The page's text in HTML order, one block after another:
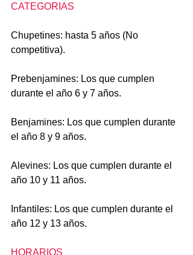
CATEGORIAS
Chupetines: hasta 5 años (No
competitiva).
Prebenjamines: Los que cumplen
durante el año 6 y 7 años.
Benjamines: Los que cumplen durante
el año 8 y 9 años.
Alevines: Los que cumplen durante el
año 10 y 11 años.
Infantiles: Los que cumplen durante el
año 12 y 13 años.
HORARIOS